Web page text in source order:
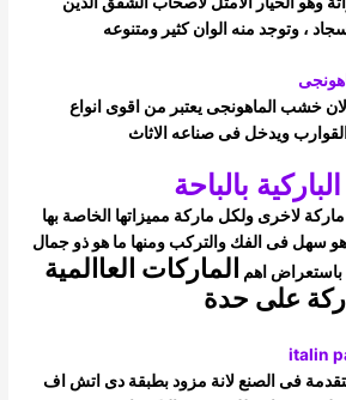
، وتوجد منه الوان كثير ومتنوعه
لان خشب الماهونجى يعتبر من اقوى انواع
ويدخل فى صناعه الاثاث
بالباحة
لاخرى ولكل ماركة مميزاتها الخاصة بها
هو سهل فى الفك والتركب ومنها ما هو ذو جمال
باستعراض اهم
الماركات العاالمية
على حدة
متقدمة فى الصنع لانة مزود بطبقة دى اتش اف